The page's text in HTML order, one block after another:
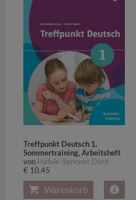
Treffpunkt Deutsch 1.
Sommertraining, Arbeitsheft
von Häfele-Senoner Dorit
€ 10,45
Warenkorb